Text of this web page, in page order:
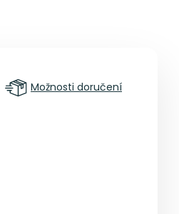
Možnosti doručení